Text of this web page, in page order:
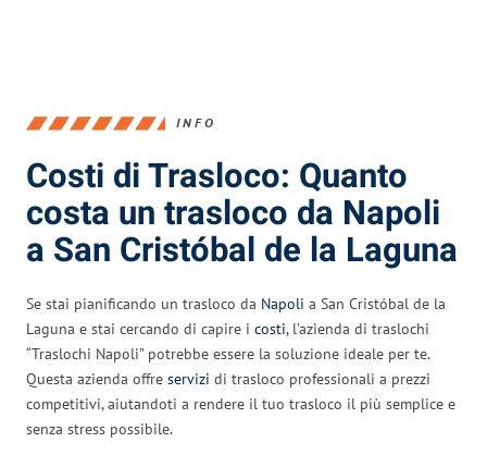
INFO
Costi di Trasloco: Quanto
costa un trasloco da Napoli
a San Cristóbal de la Laguna
Se stai pianificando un trasloco da Napoli a San Cristóbal de la
Laguna e stai cercando di capire i costi, l’azienda di traslochi
“Traslochi Napoli” potrebbe essere la soluzione ideale per te.
Questa azienda offre servizi di trasloco professionali a prezzi
competitivi, aiutandoti a rendere il tuo trasloco il più semplice e
senza stress possibile.